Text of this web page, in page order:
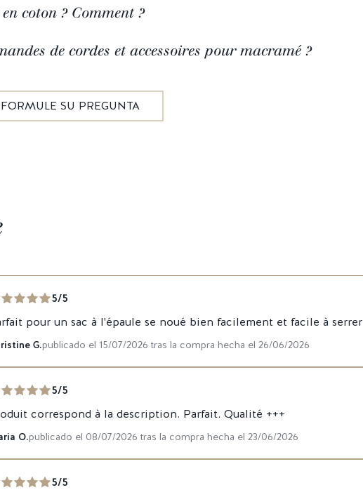
coton ? Comment ?
de cordes et accessoires pour macramé ?
FORMULE SU PREGUNTA
5/5
pour un sac à l'épaule se noué bien facilement et facile à serrer
G.publicado el 15/07/2026 tras la compra hecha el 26/06/2026
5/5
correspond à la description. Parfait. Qualité +++
O.publicado el 08/07/2026 tras la compra hecha el 23/06/2026
5/5